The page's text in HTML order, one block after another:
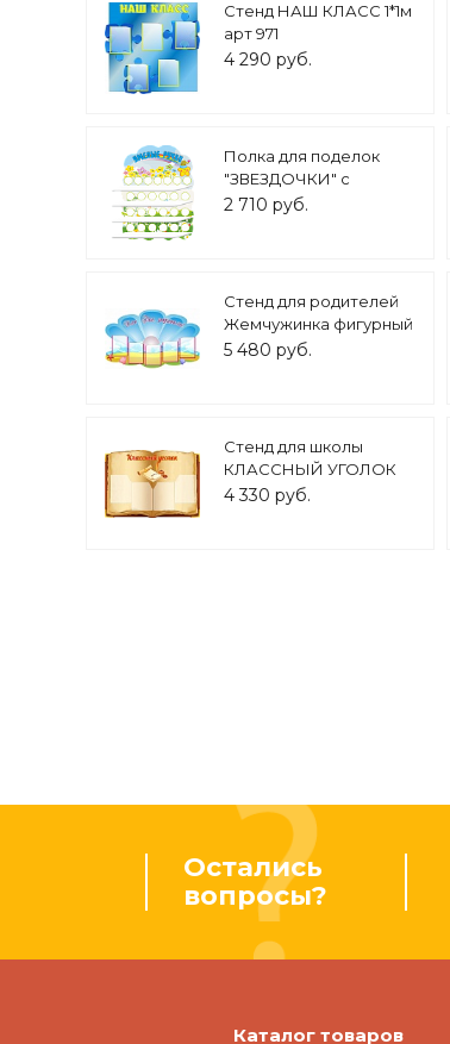
Стенд НАШ КЛАСС 1*1м
арт 971
4 290 руб.
Полка для поделок
"ЗВЕЗДОЧКИ" с
маркировкой 0,6*0,8м
2 710 руб.
Стенд для родителей
Жемчужинка фигурный
1,4*0,85м. 5 карманов
5 480 руб.
Стенд для школы
КЛАССНЫЙ УГОЛОК
1,1*0,75м. 4 кармана арт.
4 330 руб.
Остались
вопросы?
Каталог товаров